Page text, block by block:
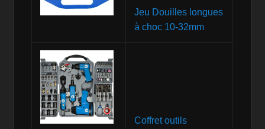
Jeu Douilles longues
à choc 10-32mm
Coffret outils